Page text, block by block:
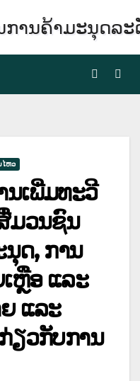
ໄຫວ
ເພີ່ມທະວີ
ມວນຊົນ
ດ, ການ
ຫຼືອ ແລະ
ແລະ
ຽວກັບການ